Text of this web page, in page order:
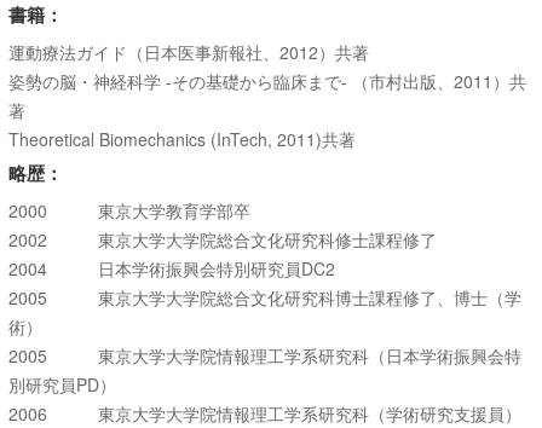
書籍：
運動療法ガイド（日本医事新報社、2012）共著
姿勢の脳・神経科学 -その基礎から臨床まで- （市村出版、2011）共
著
Theoretical Biomechanics (InTech, 2011)共著
略歴：
2000 東京大学教育学部卒
2002 東京大学大学院総合文化研究科修士課程修了
2004 日本学術振興会特別研究員DC2
2005 東京大学大学院総合文化研究科博士課程修了、博士（学
術）
2005 東京大学大学院情報理工学系研究科（日本学術振興会特
別研究員PD）
2006 東京大学大学院情報理工学系研究科（学術研究支援員）